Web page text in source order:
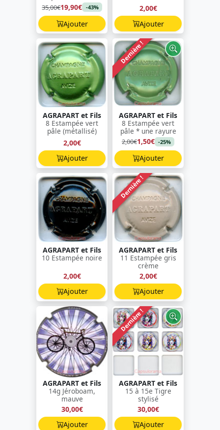
35,00€19,90€ -43%
Ajouter
2,00€
Ajouter
AGRAPART et Fils
8 Estampée vert
pâle (métallisé)
2,00€
Ajouter
Dernière !
AGRAPART et Fils
8 Estampée vert
pâle * une rayure
2,00€1,50€ -25%
Ajouter
AGRAPART et Fils
10 Estampée noire
2,00€
Ajouter
Dernière !
AGRAPART et Fils
11 Estampée gris
crème
2,00€
Ajouter
AGRAPART et Fils
14g Jéroboam,
mauve
30,00€
Ajouter
Dernière !
AGRAPART et Fils
15 à 15e Tigre
stylisé
30,00€
Ajouter